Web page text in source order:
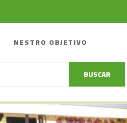
NESTRO OBJETIVO
BUSCAR